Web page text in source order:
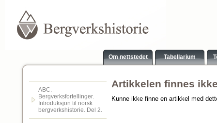
Om nettstedet Tabellarium
ABC.
Bergverksfortellinger.
Introduksjon til norsk
bergverkshistorie. Del 2.
Artikkelen finnes
Kunne ikke finne en artikkel med